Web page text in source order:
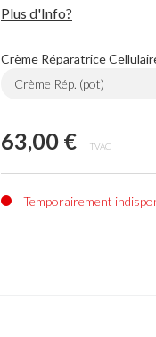
Plus d'Info?
Crème Réparatrice
Crème Rép. (pot)
63,00 € TVAC
Temporairement